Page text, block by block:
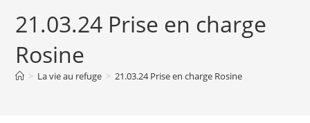
21.03.24 Prise en charge
Rosine
> La vie au refuge > 21.03.24 Prise en charge Rosine